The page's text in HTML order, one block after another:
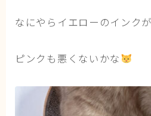
なにやらイエローのインク
ピンクも悪くないかな